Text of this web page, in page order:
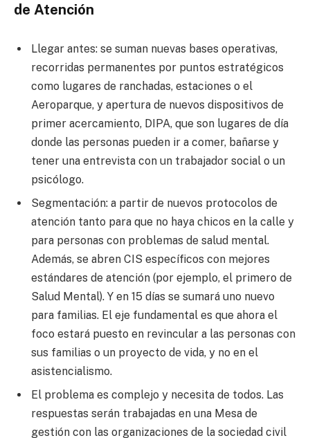
de Atención
Llegar antes: se suman nuevas bases operativas,
recorridas permanentes por puntos estratégicos
como lugares de ranchadas, estaciones o el
Aeroparque, y apertura de nuevos dispositivos de
primer acercamiento, DIPA, que son lugares de día
donde las personas pueden ir a comer, bañarse y
tener una entrevista con un trabajador social o un
psicólogo.
Segmentación: a partir de nuevos protocolos de
atención tanto para que no haya chicos en la calle y
para personas con problemas de salud mental.
Además, se abren CIS específicos con mejores
estándares de atención (por ejemplo, el primero de
Salud Mental). Y en 15 días se sumará uno nuevo
para familias. El eje fundamental es que ahora el
foco estará puesto en revincular a las personas con
sus familias o un proyecto de vida, y no en el
asistencialismo.
El problema es complejo y necesita de todos. Las
respuestas serán trabajadas en una Mesa de
gestión con las organizaciones de la sociedad civil